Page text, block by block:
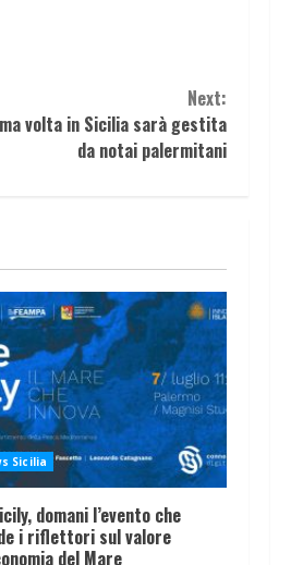
Next:
volta in Sicilia sarà gestita
da notai palermitani
Sicilia
domani l’evento che
i riflettori sul valore
del Mare